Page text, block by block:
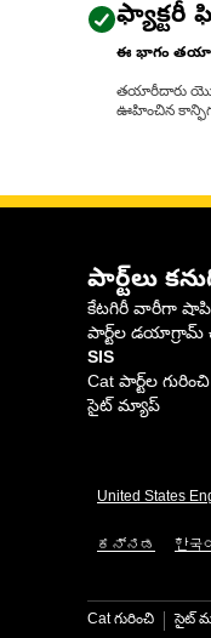
ఫ్యాక్టరీ
ఈ భాగం
తయారీదారు యొక్క
ఊహించిన
పార్ట్‌లు
కేటగిరీ వారీగా
పార్ట్‌ల డయాగ్రామ్
SIS
Cat పార్ట్‌ల గురించి
సైట్ మ్యాప్
United States
ಕನ್ನಡ 한국
Cat గురించి సైట్